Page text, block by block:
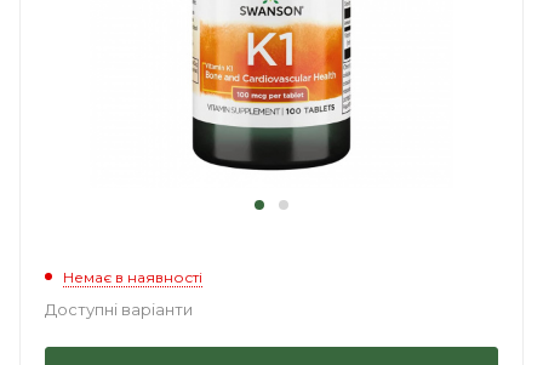
Немає в наявності
Доступні варіанти